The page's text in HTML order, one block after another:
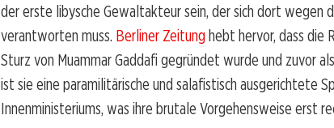
der erste libysche Gewaltakteur sein, der sich dort wegen
verantworten muss. Berliner Zeitung hebt hervor, dass die
Sturz von Muammar Gaddafi gegründet wurde und zuvor
ist sie eine paramilitärische und salafistisch ausgerichtete
Innenministeriums, was ihre brutale Vorgehensweise erst